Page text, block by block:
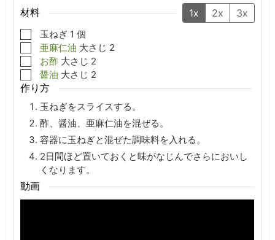
材料 1x 2x 3x
▢
玉ねぎ 1 個
▢
亜麻仁油 大さじ 2
▢
お酢 大さじ 2
▢
醤油 大さじ 2
作り方
玉ねぎをスライスする。
酢、醤油、亜麻仁油を混ぜる。
容器に玉ねぎと混ぜた調味料を入れる。
2日間ほど置いておくと味がなじんでさらにおいし
くなります。
動画